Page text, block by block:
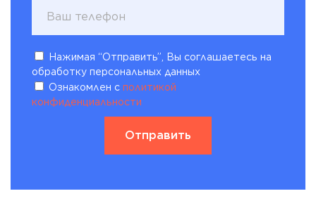
Нажимая “Отправить”, Вы соглашаетесь на
обработку персональных данных
Ознакомлен с политикой
конфиденциальности